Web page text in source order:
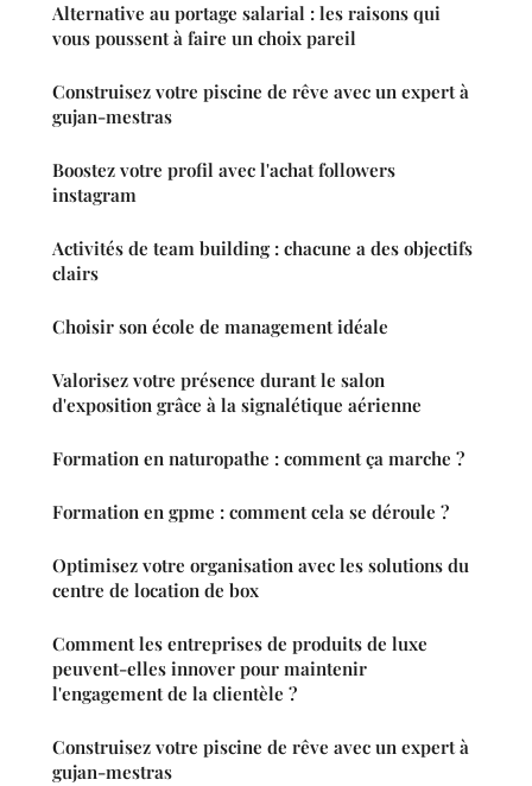
Alternative au portage salarial : les raisons qui
vous poussent à faire un choix pareil
Construisez votre piscine de rêve avec un expert à
gujan-mestras
Boostez votre profil avec l'achat followers
instagram
Activités de team building : chacune a des objectifs
clairs
Choisir son école de management idéale
Valorisez votre présence durant le salon
d'exposition grâce à la signalétique aérienne
Formation en naturopathe : comment ça marche ?
Formation en gpme : comment cela se déroule ?
Optimisez votre organisation avec les solutions du
centre de location de box
Comment les entreprises de produits de luxe
peuvent-elles innover pour maintenir
l'engagement de la clientèle ?
Construisez votre piscine de rêve avec un expert à
gujan-mestras